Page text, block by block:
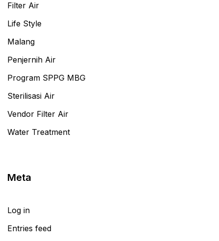
Filter Air
Life Style
Malang
Penjernih Air
Program SPPG MBG
Sterilisasi Air
Vendor Filter Air
Water Treatment
Meta
Log in
Entries feed